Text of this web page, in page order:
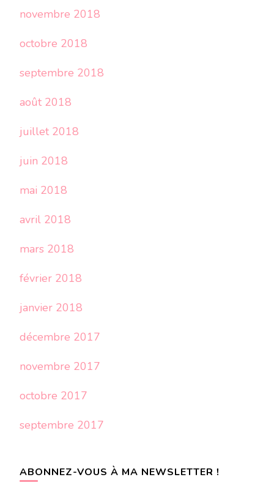
novembre 2018
octobre 2018
septembre 2018
août 2018
juillet 2018
juin 2018
mai 2018
avril 2018
mars 2018
février 2018
janvier 2018
décembre 2017
novembre 2017
octobre 2017
septembre 2017
ABONNEZ-VOUS À MA NEWSLETTER !